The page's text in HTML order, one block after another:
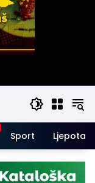
Sport Ljepota i